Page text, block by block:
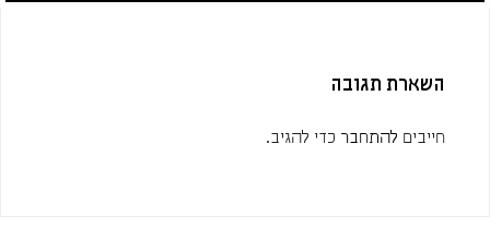
השארת תגובה
חייבים להתחבר כדי להגיב.